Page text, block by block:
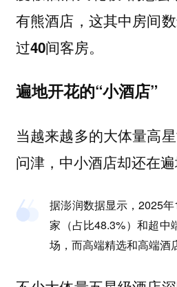
有熊酒店，这其中房间
过40间客房。
遍地开花的“小酒店”
当越来越多的大体量高
问津，中小酒店却还在遍
据澎润数据显示，2025
家（占比48.3%）和超中
场，而高端精选和高端酒